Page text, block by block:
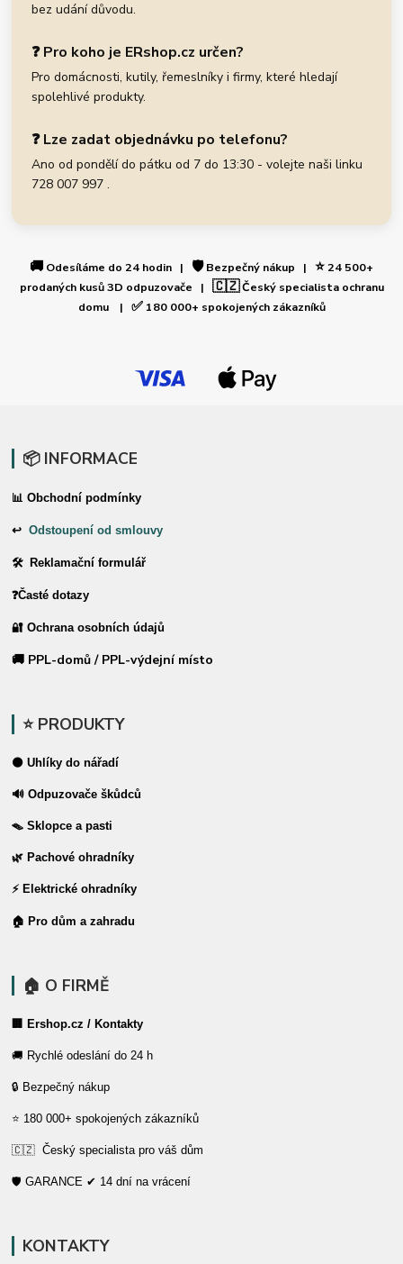
bez udání důvodu.
❓ Pro koho je ERshop.cz určen?
Pro domácnosti, kutily, řemeslníky i firmy, které hledají
spolehlivé produkty.
❓ Lze zadat objednávku po telefonu?
Ano od pondělí do pátku od 7 do 13:30 - volejte naši linku
728 007 997 .
🚚 Odesíláme do 24 hodin | 🛡️Bezpečný nákup | ⭐24 500+
prodaných kusů 3D odpuzovače | 🇨🇿Český specialista ochranu
domu | ✅180 000+ spokojených zákazníků
📦 INFORMACE
📊 Obchodní podmínky
↩Odstoupení od smlouvy
🛠 Reklamační formulář
❓Časté dotazy
🔐 Ochrana osobních údajů
🚚 PPL-domů / PPL-výdejní místo
⭐ PRODUKTY
⚫ Uhlíky do nářadí
🔊 Odpuzovače škůdců
🪤 Sklopce a pasti
🌿 Pachové ohradníky
⚡ Elektrické ohradníky
🏠 Pro dům a zahradu
🏠 O FIRMĚ
🏢 Ershop.cz / Kontakty
🚚 Rychlé odeslání do 24 h
🔒 Bezpečný nákup
⭐ 180 000+ spokojených zákazníků
🇨🇿 Český specialista pro váš dům
🛡️ GARANCE ✔ 14 dní na vrácení
KONTAKTY